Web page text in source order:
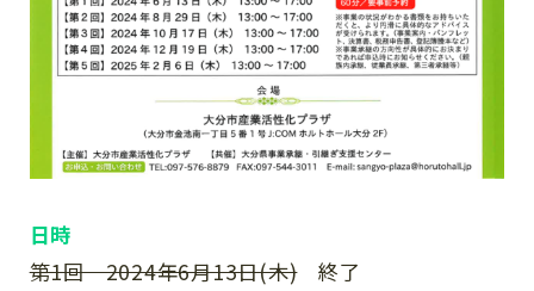
日時
第1回 2024年6月13日(木)終了